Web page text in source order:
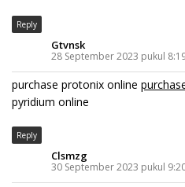
Reply
Gtvnsk
28 September 2023 pukul
purchase protonix online
pyridium online
Reply
Clsmzg
30 September 2023 pukul